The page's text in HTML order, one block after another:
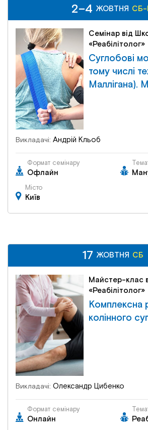
Семінар від
«Реабілітолог»
Суглобові
тому числі
Маллігана).
Викладачі: Андрій Кльоб
Формат семінару
Офлайн
Місто
Київ
СБ-НД 2–4
2–4 ЖОВТНЯ
Майстер-клас
«Реабілітолог»
Комплексна
колінного
Викладачі: Олександр Цибенко
Формат семінару
Онлайн
СБ 17 ЖОВТНЯ
17 ЖОВТНЯ СБ